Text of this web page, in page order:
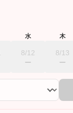
水
8/12
木
8/13